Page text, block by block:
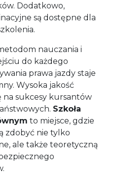
Dodatkowo,
są dostępne dla
nauczania i
do każdego
prawa jazdy staje
Wysoka jakość
na sukcesy kursantów
Szkoła
to miejsce, gdzie
zdobyć nie tylko
ale także teoretyczną